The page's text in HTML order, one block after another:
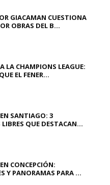
GIACAMAN CUESTIONA
OBRAS DEL B...
LA CHAMPIONS LEAGUE:
EL FENER...
SANTIAGO: 3
LIBRES QUE DESTACAN...
CONCEPCIÓN:
Y PANORAMAS PARA ...